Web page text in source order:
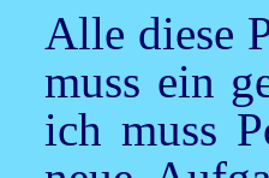
Alle diese
muss ein
ich muss